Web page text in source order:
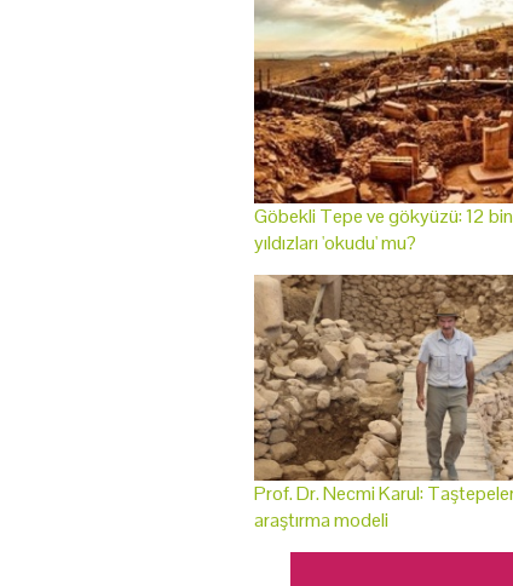
Göbekli Tepe ve gökyüzü: 12 bin
yıldızları 'okudu' mu?
Prof. Dr. Necmi Karul:
araştırma modeli